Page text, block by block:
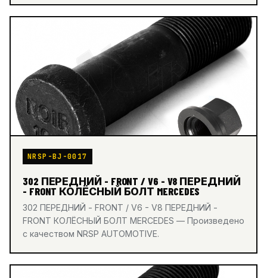
NRSP-BJ-0017
302 ПЕРЕДНИЙ - FRONT / V6 - V8 ПЕРЕДНИЙ
- FRONT КОЛЁСНЫЙ БОЛТ MERCEDES
302 ПЕРЕДНИЙ - FRONT / V6 - V8 ПЕРЕДНИЙ -
FRONT КОЛЁСНЫЙ БОЛТ MERCEDES — Произведено
с качеством NRSP AUTOMOTIVE.